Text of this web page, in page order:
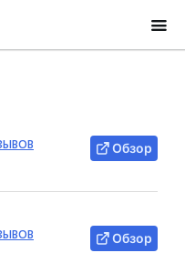
Обзор
Обзор